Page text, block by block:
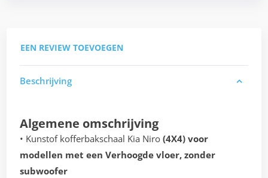
EEN REVIEW TOEVOEGEN
Beschrijving
Algemene omschrijving
• Kunstof kofferbakschaal Kia Niro(4X4) voor
modellen met een Verhoogde vloer, zonder
subwoofer